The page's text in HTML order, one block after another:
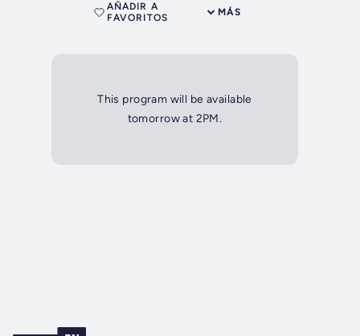
MÁS
AÑADIR A
FAVORITOS
This program will be available
tomorrow at 2PM.